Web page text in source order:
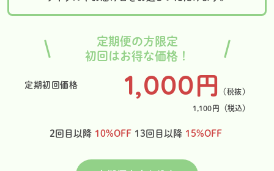
定期便の方限定
初回はお得な価格！
定期初回価格 1,000円 （税抜）
1,100円 （税込）
2回目以降 10%OFF 13回目以降 15%OFF